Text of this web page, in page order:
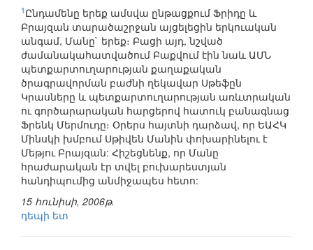
1 Ընդամենը երեք ամսվա ընթացքում Ֆրիդը և
Բրայզան տարածաշրջան այցելեցին երկուական
անգամ, Մանը` երեք։ Բացի այդ, նշված
ժամանակահատվածում Բաքվում էին նաև ԱՄՆ
պետքարտուղարության քաղաքական
ծրագրավորման բաժնի ղեկավար Սթեֆըն
Կրասները և պետքարտուղարության առևտրական
ու գործարարական հարցերով հատուկ բանագնաց
Ֆրենկ Մերմուդը։ Օրերս հայտնի դարձավ, որ ԵԱՀԿ
Մինսկի խմբում Սթիվեն Մանին փոխարինելու է
Մեթյու Բրայզան: Հիշեցնենք, որ Մանը
հրաժարական էր տվել բուխարեստյան
հանդիպումից անմիջապես հետո:
15 հունիսի, 2006թ.
դեպի ետ